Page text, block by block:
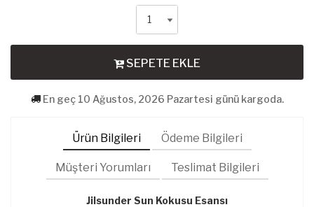
SEPETE EKLE
En geç 10 Ağustos, 2026 Pazartesi günü kargoda.
Ürün Bilgileri Ödeme Bilgileri
Müşteri Yorumları Teslimat Bilgileri
Jilsunder Sun Kokusu Esansı